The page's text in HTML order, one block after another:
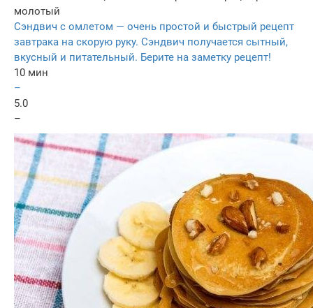
молотый
Сэндвич с омлетом — очень простой и быстрый рецепт
завтрака на скорую руку. Сэндвич получается сытный,
вкусный и питательный. Берите на заметку рецепт!
10 мин
–
5.0
–